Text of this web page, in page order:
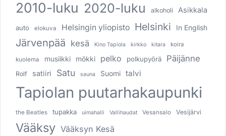
2010-luku 2020-luku alkoholi Asikkala
auto elokuva Helsingin yliopisto Helsinki In English
Järvenpää kesä Kino Tapiola kirkko kitara koira
kuolema musiikki mökki pelko polkupyörä Päijänne
Rolf satiiri Satu sauna Suomi talvi
Tapiolan puutarhakaupunki
the Beatles tupakka uimahalli Vallihaudat Vesansalo Vesijärvi
Vääksy Vääksyn Kesä